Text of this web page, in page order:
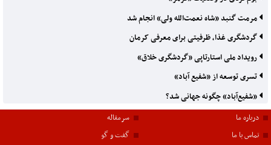
مرمت گنبد «شاه نعمت‌الله ولی» انجام شد
گردشگری غذا، ظرفیتی برای معرفی کرمان
رویداد ملی استارتاپی «گردشگری خلاق»
تسری توسعه از «شفیع آباد»
«شفیع‌آباد» چگونه جهانی شد؟
درباره ما
تماس با ما
سرمقاله
گفت و گو